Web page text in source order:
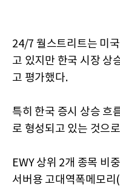
24/7 월스트리트는 미
고 있지만 한국 시장 상
고 평가했다.
특히 한국 증시 상승 흐
로 형성되고 있는 것으
EWY 상위 2개 종목 비
서버용 고대역폭메모리